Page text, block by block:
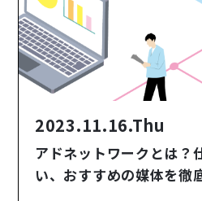
2023.11.16.Thu
アドネットワークとは？
い、おすすめの媒体を徹